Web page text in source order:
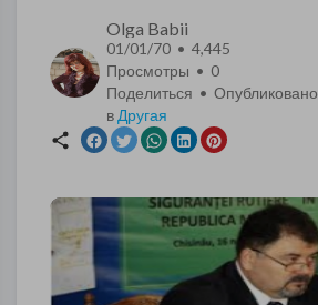
Olga Babii
01/01/70 • 4,445
Просмотры • 0
Поделиться • Опубликовано
в Другая